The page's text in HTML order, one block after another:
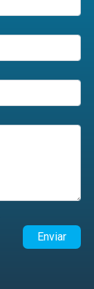
Enviar